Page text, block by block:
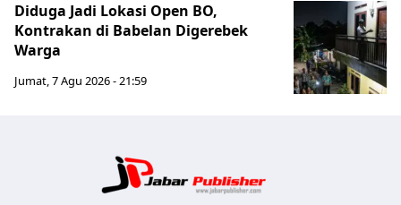
Diduga Jadi Lokasi Open BO,
Kontrakan di Babelan Digerebek
Warga
Jumat, 7 Agu 2026 - 21:59